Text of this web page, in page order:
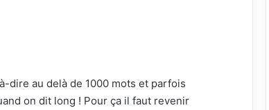
dire au delà de 1000 mots et parfois
on dit long ! Pour ça il faut revenir